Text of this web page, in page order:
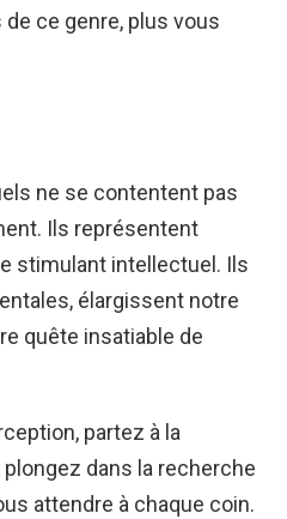
ce genre, plus vous
ne se contentent pas
Ils représentent
stimulant intellectuel. Ils
élargissent notre
quête insatiable de
partez à la
dans la recherche
attendre à chaque coin.